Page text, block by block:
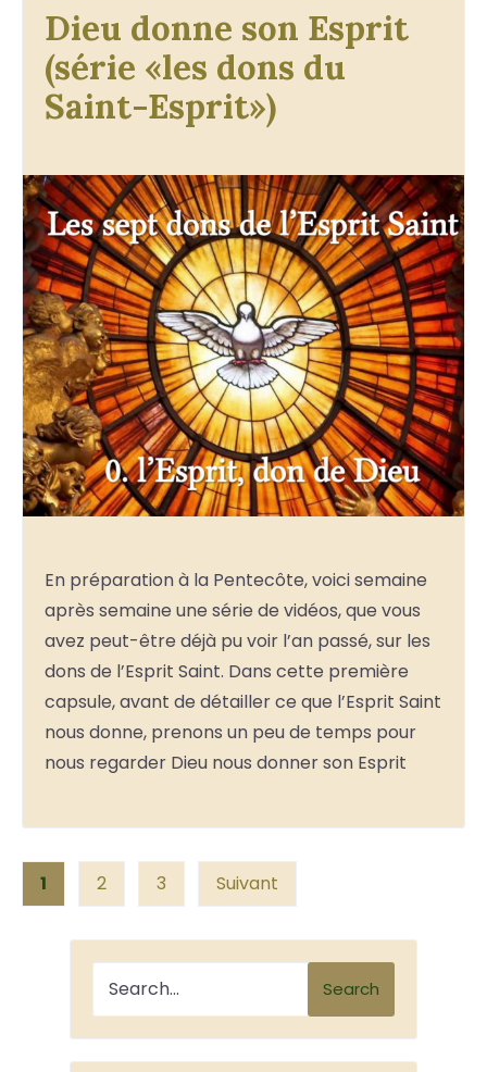
Dieu donne son Esprit
(série «les dons du
Saint-Esprit»)
En préparation à la Pentecôte, voici semaine
après semaine une série de vidéos, que vous
avez peut-être déjà pu voir l’an passé, sur les
dons de l’Esprit Saint. Dans cette première
capsule, avant de détailler ce que l’Esprit Saint
nous donne, prenons un peu de temps pour
nous regarder Dieu nous donner son Esprit
Posts
pagination
1 2 3 Suivant
Search